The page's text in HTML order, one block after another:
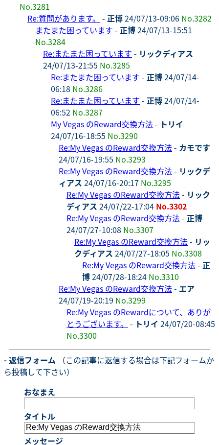
No.3281
Re:質問があります。 - 正博24/07/13-09:06 No.3282
またまた困っています - 正博24/07/13-15:51
No.3284
Re:またまた困っています - リックディアス
24/07/13-21:55 No.3285
Re:またまた困っています - 正博24/07/14-
06:18 No.3286
Re:またまた困っています - 正博24/07/14-
06:52 No.3287
My Vegas のReward交換方法- トリイ
24/07/16-18:55 No.3290
Re:My Vegas のReward交換方法- カモです
24/07/16-19:55 No.3293
Re:My Vegas のReward交換方法- リックデ
ィアス 24/07/16-20:17 No.3295
Re:My Vegas のReward交換方法- リック
ディアス 24/07/22-17:04 No.3302
Re:My Vegas のReward交換方法- 正博
24/07/27-10:08 No.3307
Re:My Vegas のReward交換方法- リッ
クディアス 24/07/27-18:05 No.3308
Re:My Vegas のReward交換方法- 正
博24/07/28-18:24 No.3310
Re:My Vegas のReward交換方法- エア
24/07/19-20:19 No.3299
Re:My Vegas のRewardについて、ありが
とうございます。 - トリイ 24/07/20-08:45
No.3300
- 返信フォーム （この記事に返信する場合は下記フォームか
ら投稿して下さい）
おなまえ
タイトル
メッセージ